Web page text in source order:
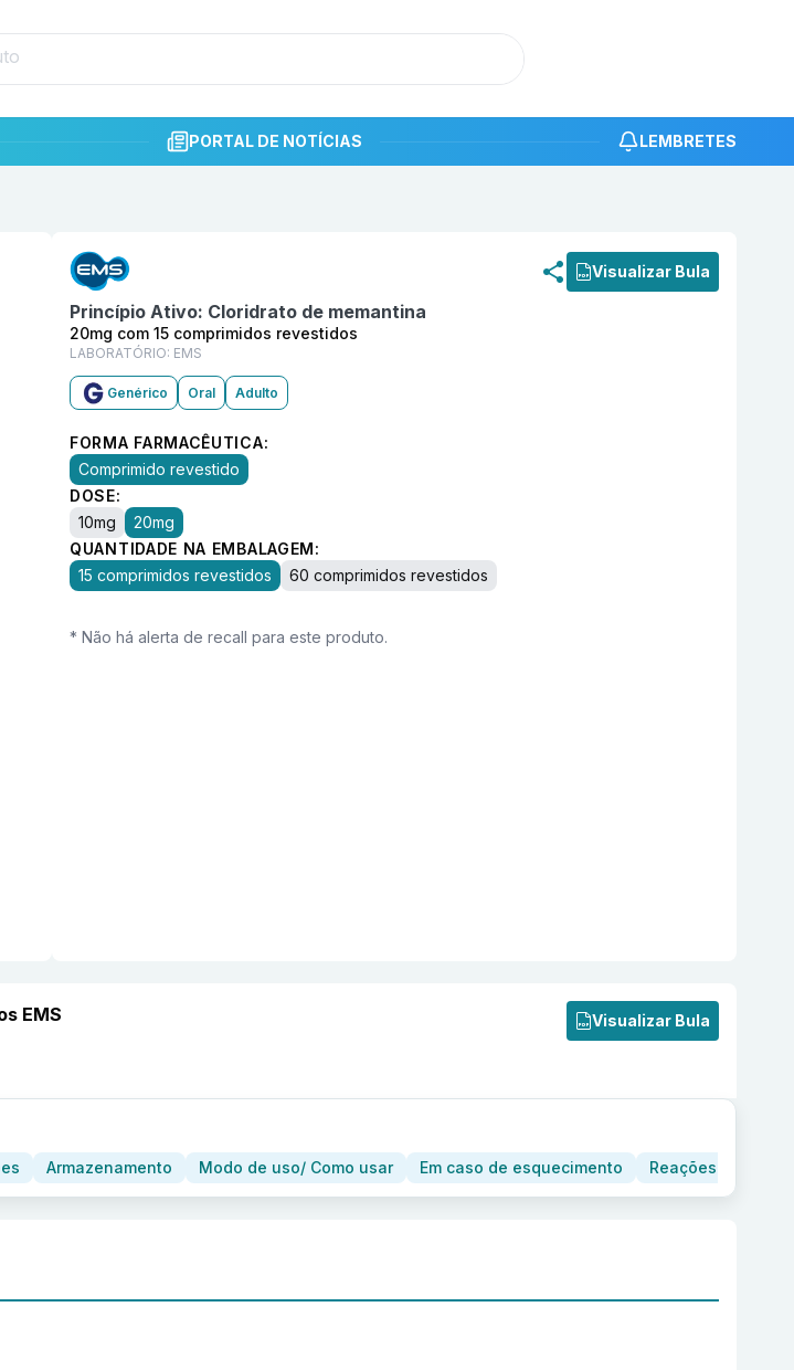
PORTAL DE NOTÍCIAS LEMBRETES
Visualizar Bula
Princípio Ativo: Cloridrato de memantina
20mg com 15 comprimidos revestidos
LABORATÓRIO: EMS
Genérico Oral Adulto
FORMA FARMACÊUTICA:
Comprimido revestido
DOSE:
10mg
20mg
QUANTIDADE NA EMBALAGEM:
15 comprimidos revestidos
60 comprimidos revestidos
* Não há alerta de recall para este produto.
EMS Visualizar Bula
Armazenamento Modo de uso/ Como usar Em caso de esquecimento Reações adversas